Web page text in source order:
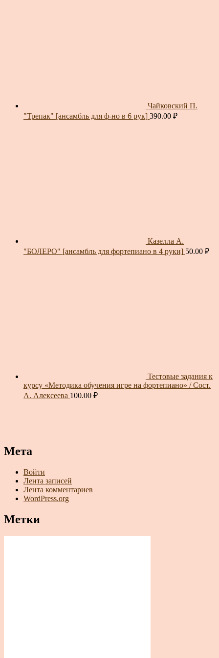
Чайковский П.
"Трепак" [ансамбль для ф-но в 6 рук] 390.00 ₽
Казелла А.
"БОЛЕРО" [ансамбль для фортепиано в 4 руки] 50.00 ₽
Тестовые задания к
курсу «Методика обучения игре на фортепиано» / Сост.
А. Алексеева 100.00 ₽
Мета
Войти
Лента записей
Лента комментариев
WordPress.org
Метки